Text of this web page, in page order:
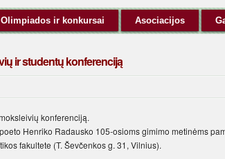
Olimpiados ir konkursai Asociacijos
ir studentų konferenciją
konferenciją.
Henriko Radausko 105-osioms gimimo metinėms
fakultete (T. Ševčenkos g. 31, Vilnius).